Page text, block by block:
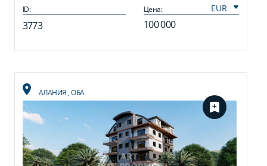
ID:
3773
Цена:
100 000
АЛАНИЯ,ОБА